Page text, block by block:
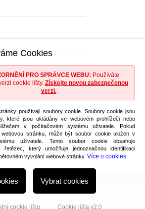
Cookies
PRO SPRÁVCE WEBU: Používáte
cookie lišty. Získejte novou zabezpečenou
verzi.
používají soubory cookie. Soubory cookie jsou
které jsou ukládány ve webovém prohlížeči nebo
v počítačovém systému uživatele. Pokud
webovou stránku, může být soubor cookie uložen v
uživatele. Tento soubor cookie obsahuje
řetězec, který umožňuje jednoznačnou identifikaci
vyvolání webové stránky. Více o cookies
Vybrat cookies
cookie lištu Cookie lišta v2.0